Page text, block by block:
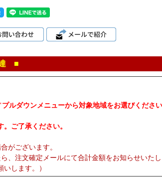
■
ルダウンメニューから対象地域をお選びください
ご了承ください。
がございます。
、注文確定メールにて合計金額をお知らせいたし
します。）